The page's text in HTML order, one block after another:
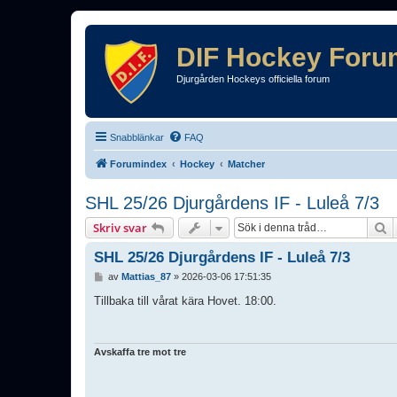
DIF Hockey
Djurgården Hockeys officiella forum
Snabblänkar FAQ
Forumindex Hockey Matcher
SHL 25/26 Djurgårdens IF - Luleå 7/3
Skriv svar
SHL 25/26 Djurgårdens IF - Luleå 7/3
l
av Mattias_87» 2026-03-06 17:51:35
Tillbaka till vårat kära Hovet. 18:00.
Avskaffa tre mot tre